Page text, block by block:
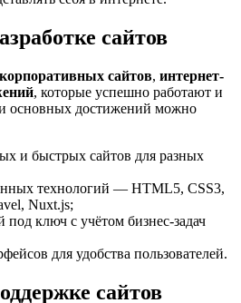
сайтов
корпоративных сайтов, интернет-
, которые успешно работают и
основных достижений можно
и быстрых сайтов для разных
технологий — HTML5, CSS3,
Nuxt.js;
под ключ с учётом бизнес-задач
для удобства пользователей.
сайтов